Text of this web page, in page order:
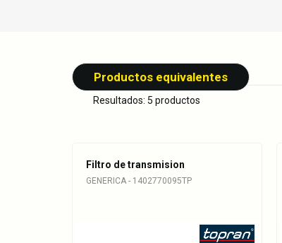
K05097219AA
K52108308AA
K52108322AA
Productos equivalentes
Resultados: 5 productos
Filtro de transmision
GENERICA - 1402770095TP